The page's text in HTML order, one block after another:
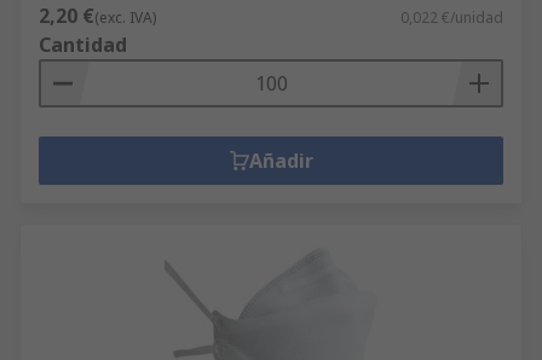
2,20 €(exc. IVA) 0,022 €/unidad
Cantidad
Añadir